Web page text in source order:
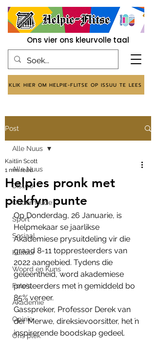
KLIK HIER OM HELPIE-FLITSE OP ISSUU TE LEES
Ons vier ons kleurvolle taal
Post
Alle Nuus
Dis100
Onderhoude
Sport
Sosiaal
Kultuur
Woord en Kuns
Foto's
Akademie
Opinie
Ons plek
Alle Nuus
Helpies pronk met
piekfyn punte
Kaitlin Scott
1 min read
Op Donderdag, 26 Januarie, is
Helpmekaar se jaarlikse
Akademiese prysuitdeling vir die
graad 8-11 toppresteerders van
2022 aangebied. Tydens die
geleentheid, word akademiese
presteerders met ŉ gemiddeld bo
85% vereer.
Gasspreker, Professor Derek van
der Merwe, direksievoorsitter, het ŉ
inspirerende boodskap gedeel.